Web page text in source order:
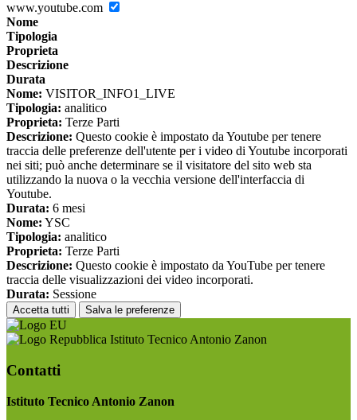
www.youtube.com
Nome
Tipologia
Proprieta
Descrizione
Durata
Nome: VISITOR_INFO1_LIVE
Tipologia: analitico
Proprieta: Terze Parti
Descrizione: Questo cookie è impostato da Youtube per tenere
traccia delle preferenze dell'utente per i video di Youtube incorporati
nei siti; può anche determinare se il visitatore del sito web sta
utilizzando la nuova o la vecchia versione dell'interfaccia di
Youtube.
Durata: 6 mesi
Nome: YSC
Tipologia: analitico
Proprieta: Terze Parti
Descrizione: Questo cookie è impostato da YouTube per tenere
traccia delle visualizzazioni dei video incorporati.
Durata: Sessione
Accetta tutti Salva le preferenze
Istituto Tecnico Antonio Zanon
Contatti
Istituto Tecnico Antonio Zanon